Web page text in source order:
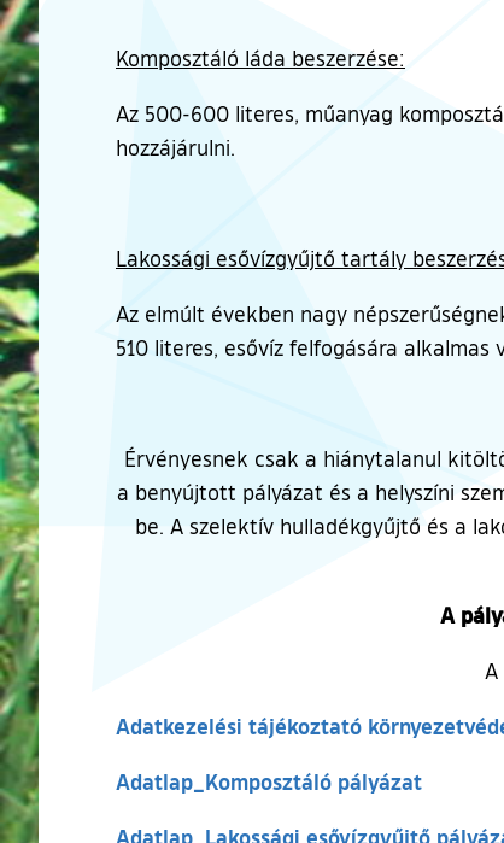
Komposztáló láda beszerzése:
Az 500-600 literes, műanyag
hozzájárulni.
Lakossági esővízgyűjtő tartály
Az elmúlt években nagy
510 literes, esővíz felfogására
Érvényesnek csak a hiánytalanul
a benyújtott pályázat és a helyszíni
be. A szelektív hulladékgyűjtő és a
A
Adatkezelési tájékoztató
Adatlap_Komposztáló pályázat
Adatlap_Lakossági esővízgyűjtő